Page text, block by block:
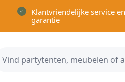
Klantvriendelijke service en
garantie
categorycategory